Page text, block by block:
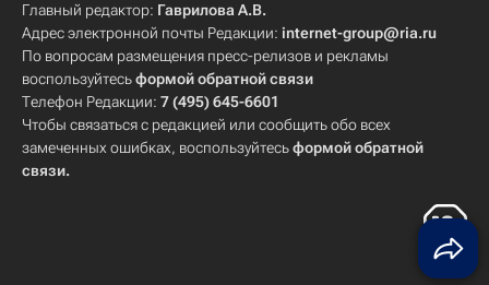
Главный редактор: Гаврилова А.В.
Адрес электронной почты Редакции: internet-group@ria.ru
По вопросам размещения пресс-релизов и рекламы
воспользуйтесьформой обратной связи
Телефон Редакции: 7 (495) 645-6601
Чтобы связаться с редакцией или сообщить обо всех
замеченных ошибках, воспользуйтесьформой обратной
связи.